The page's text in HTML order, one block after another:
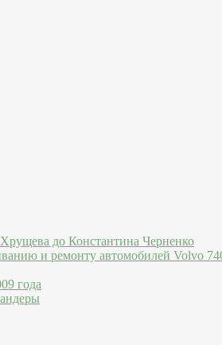
до Константина Черненко
и ремонту автомобилей Volvo
года